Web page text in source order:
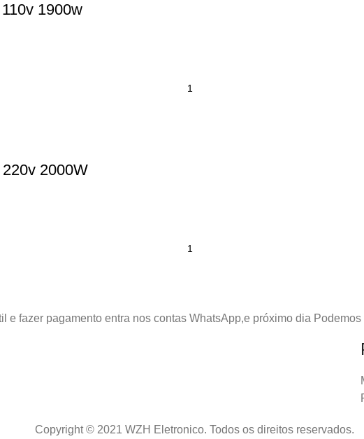
1900w
2000W
e fazer pagamento entra nos contas WhatsApp,e próximo dia
Copyright © 2021 WZH Eletronico. Todos os direitos reservados.